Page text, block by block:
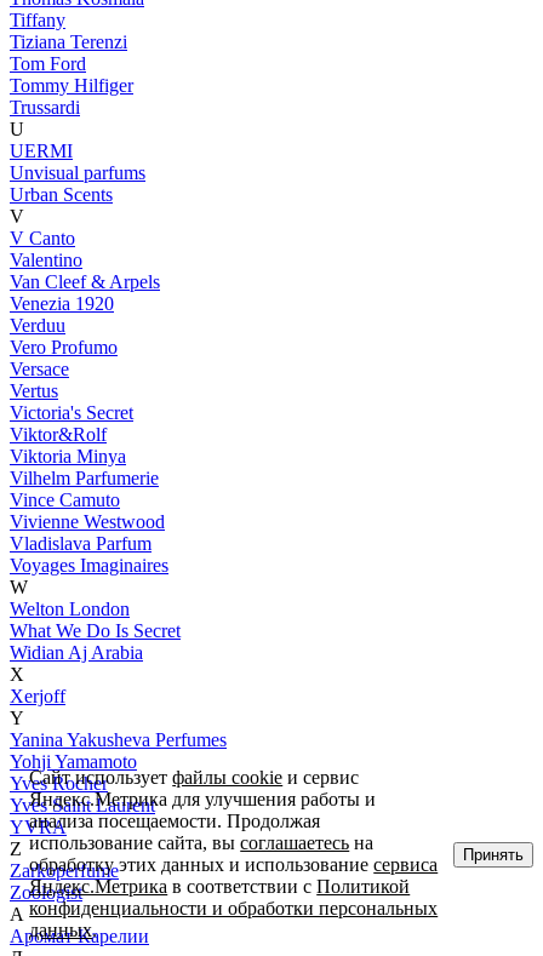
Tiffany
Tiziana Terenzi
Tom Ford
Tommy Hilfiger
Trussardi
U
UERMI
Unvisual parfums
Urban Scents
V
V Canto
Valentino
Van Cleef & Arpels
Venezia 1920
Verduu
Vero Profumo
Versace
Vertus
Victoria's Secret
Viktor&Rolf
Viktoria Minya
Vilhelm Parfumerie
Vince Camuto
Vivienne Westwood
Vladislava Parfum
Voyages Imaginaires
W
Welton London
What We Do Is Secret
Widian Aj Arabia
X
Xerjoff
Y
Yanina Yakusheva Perfumes
Yohji Yamamoto
Yves Rocher
Yves Saint Laurent
YVRA
Z
Zarkoperfume
Zoologist
А
Аромат Карелии
Сайт используетфайлы cookie и сервис
Яндекс.Метрика для улучшения работы и
анализа посещаемости. Продолжая
использование сайта, высоглашаетесь на
обработку этих данных и использованиесервиса
Яндекс.Метрика в соответствии сПолитикой
конфиденциальности и обработки персональных
данных.
Принять